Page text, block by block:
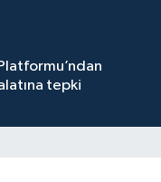
tepki